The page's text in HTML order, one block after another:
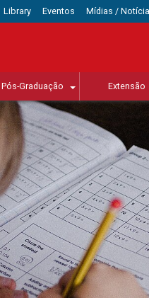
Library Eventos Mídias /
Pós-Graduação Extensão